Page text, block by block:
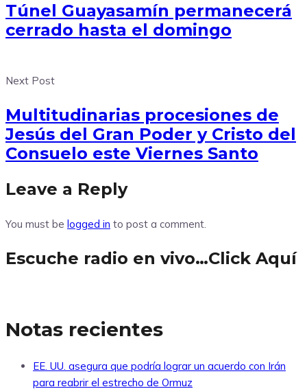
Túnel Guayasamín permanecerá
cerrado hasta el domingo
Next Post
Multitudinarias procesiones de
Jesús del Gran Poder y Cristo del
Consuelo este Viernes Santo
Leave a Reply
You must be logged in to post a comment.
Escuche radio en vivo…Click Aquí
Notas recientes
EE. UU. asegura que podría lograr un acuerdo con Irán
para reabrir el estrecho de Ormuz